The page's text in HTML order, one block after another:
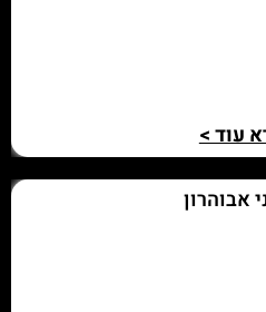
עוד >
אבוהרון